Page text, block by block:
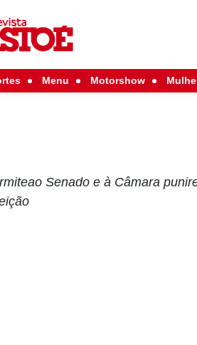
Menu Motorshow
Senado e à Câmara